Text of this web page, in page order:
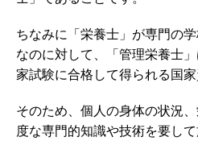
ちなみに「栄養士」が専門の
なのに対して、「管理栄養士
家試験に合格して得られる国家
そのため、個人の身体の状況
度な専門的知識や技術を要し